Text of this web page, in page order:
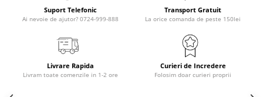
Suport Telefonic
Ai nevoie de ajutor? 0724-999-888
Transport Gratuit
La orice comanda de peste 150lei
Livrare Rapida
Livram toate comenzile in 1-2 ore
Curieri de Incredere
Folosim doar curieri proprii